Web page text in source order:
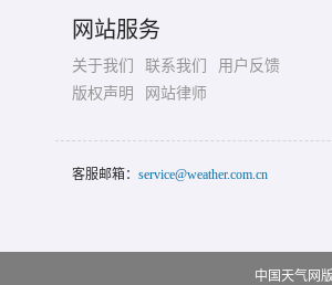
网站服务
关于我们 联系我们
用户反馈
版权声明
网站律师
客服邮箱： service@weather.com.cn
中国天气网